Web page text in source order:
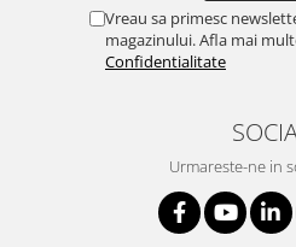
Vreau sa primesc
magazinului. Afla mai
Confidentialitate
Urmareste-ne in